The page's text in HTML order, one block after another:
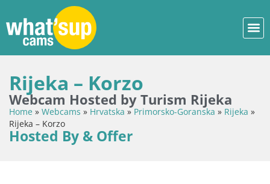
Rijeka – Korzo
Webcam Hosted by Turism Rijeka
Home » Webcams » Hrvatska » Primorsko-Goranska » Rijeka »
Rijeka – Korzo
Hosted By & Offer